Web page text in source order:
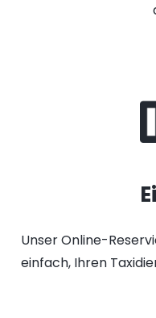
Unser Online-
einfach, Ihren